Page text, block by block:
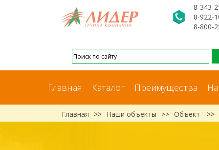
8-343-
8-922-
8-800-
Главная Каталог Преимущества
Главная >> Наши объекты >> Объект >>